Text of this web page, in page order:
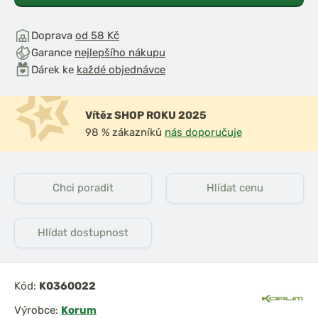
Doprava od 58 Kč
Garance nejlepšího nákupu
Dárek ke každé objednávce
Vítěz SHOP ROKU 2025
98 % zákazníků nás doporučuje
Chci poradit Hlídat cenu
Hlídat dostupnost
Kód: K0360022
Výrobce: Korum